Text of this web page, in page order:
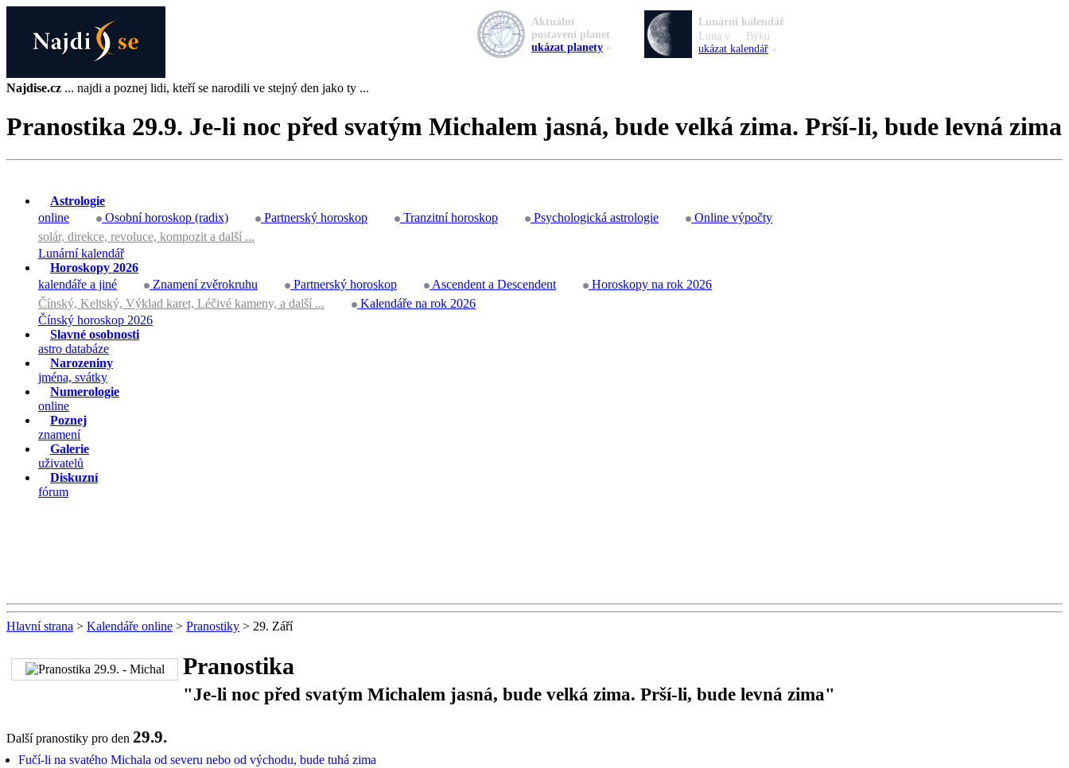
Najdise.cz ... najdi a poznej lidi, kteří se narodili ve stejný den jako ty ...
Pranostika 29.9. Je-li noc před svatým Michalem jasná, bude velká zima. Prší-li, bude levná zima
Astrologie
online
Osobní horoskop (radix) Partnerský horoskop Tranzitní horoskop Psychologická astrologie
Online výpočty
solár, direkce, revoluce, kompozit a další ...
Lunární kalendář
Horoskopy 2026
kalendáře a jiné
Znamení zvěrokruhu Partnerský horoskop Ascendent a Descendent
Horoskopy na rok 2026
Čínský, Keltský, Výklad karet, Léčivé kameny, a další ...
Kalendáře na rok 2026
Čínský horoskop 2026
Slavné osobnosti
astro databáze
Narozeniny
jména, svátky
Numerologie
online
Poznej
znamení
Galerie
uživatelů
Diskuzní
fórum
Hlavní strana > Kalendáře online > Pranostiky > 29. Září
Pranostika
"Je-li noc před svatým Michalem jasná, bude velká zima. Prší-li, bude levná zima"
Další pranostiky pro den 29.9.
Fučí-li na svatého Michala od severu nebo od východu, bude tuhá zima
Aktuální
postavení planet
ukázat planety »
Lunární kalendář
Luna v
Býku
ukázat kalendář »